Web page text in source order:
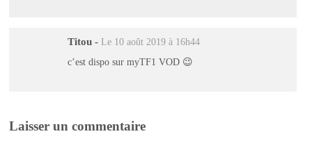
Titou - Le 10 août 2019 à 16h44
c’est dispo sur myTF1 VOD 😉
Laisser un commentaire